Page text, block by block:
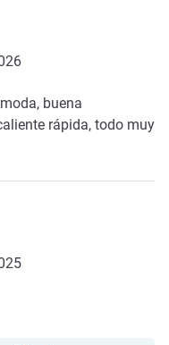
4.5/5
buena
rápida, todo muy
4.0/5